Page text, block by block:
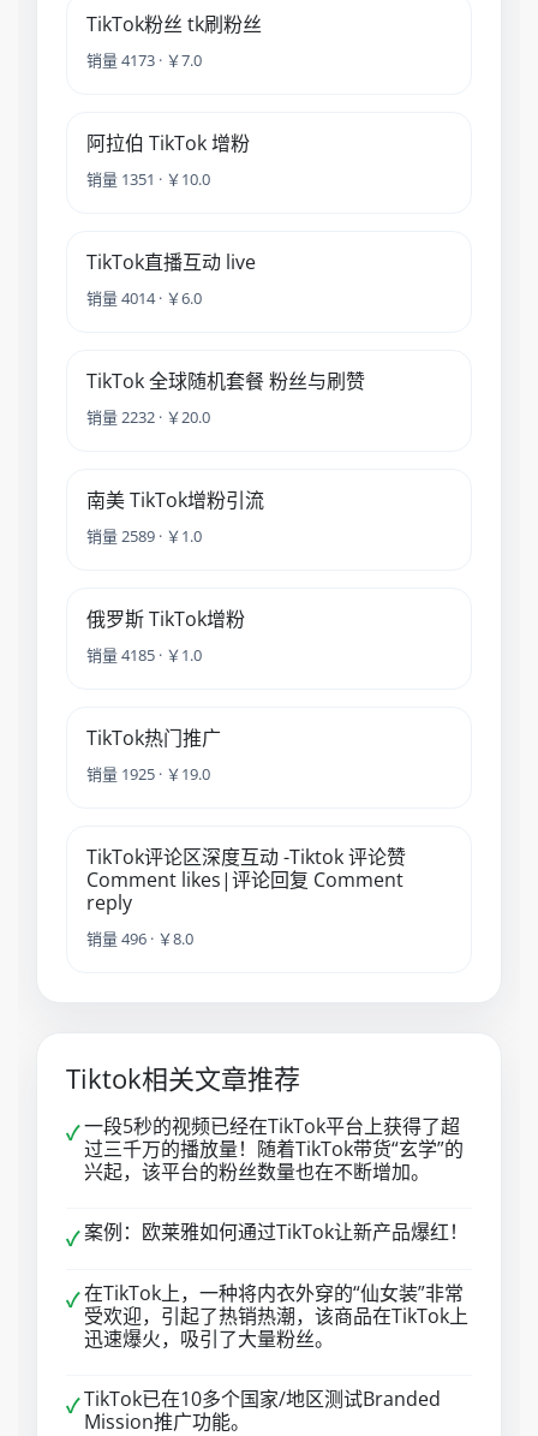
TikTok粉丝 tk刷粉丝
销量 4173 · ￥7.0
阿拉伯 TikTok 增粉
销量 1351 · ￥10.0
TikTok直播互动 live
销量 4014 · ￥6.0
TikTok 全球随机套餐 粉丝与刷赞
销量 2232 · ￥20.0
南美 TikTok增粉引流
销量 2589 · ￥1.0
俄罗斯 TikTok增粉
销量 4185 · ￥1.0
TikTok热门推广
销量 1925 · ￥19.0
TikTok评论区深度互动 -Tiktok 评论赞
Comment likes|评论回复 Comment
reply
销量 496 · ￥8.0
Tiktok相关文章推荐
✓一段5秒的视频已经在TikTok平台上获得了超
过三千万的播放量！随着TikTok带货“玄学”的
兴起，该平台的粉丝数量也在不断增加。
✓案例：欧莱雅如何通过TikTok让新产品爆红！
✓在TikTok上，一种将内衣外穿的“仙女装”非常
受欢迎，引起了热销热潮，该商品在TikTok上
迅速爆火，吸引了大量粉丝。
✓TikTok已在10多个国家/地区测试Branded
Mission推广功能。